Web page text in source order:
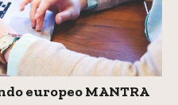
europeo MANTRA